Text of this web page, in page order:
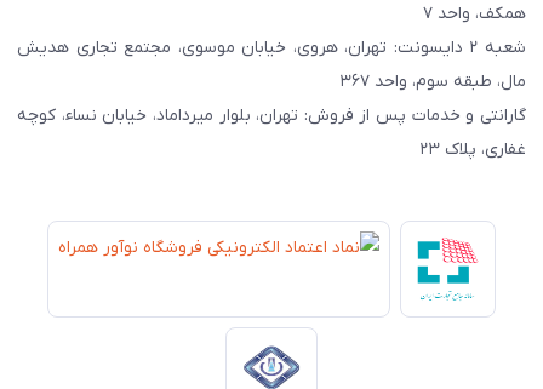
همکف، واحد ۷
شعبه ۲ دایسونت: تهران، هروی، خیابان موسوی، مجتمع تجاری هدیش
مال، طبقه سوم، واحد ۳۶۷
گارانتی و خدمات پس از فروش: تهران، بلوار میرداماد، خیابان نساء، کوچه
غفاری، پلاک ۲۳